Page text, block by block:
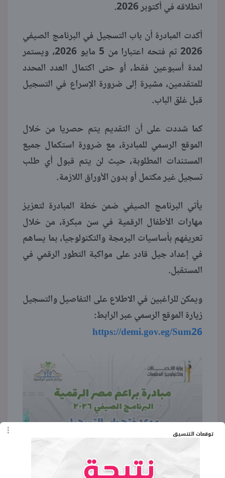
توقعات التنسيق
انطلاقه في أكتوبر 2026.
أكدت المبادرة أن باب التسجيل في البرنامج الصيفي
2026 تم فتحه اعتبارا من 5 مايو 2026، ويستمر
لمدة أسبوعين فقط، أو حتى اكتمال العدد المحدد
للمتقدمين، مشيرة إلى ضرورة الإسراع في التسجيل
قبل غلق الباب.
كما شددت على أن التقديم يتم حصريا من خلال
الموقع الرسمي للمبادرة، مع ضرورة استكمال جميع
المستندات المطلوبة، حيث لن يتم قبول أي طلب
تسجيل غير مكتمل أو بدون الأوراق اللازمة.
يأتي البرنامج الصيفي ضمن خطة المبادرة لتعزيز
مهارات الأطفال الرقمية في سن مبكرة، من خلال
تعريفهم بأساسيات البرمجة والتكنولوجيا، بما يساهم
في إعداد جيل قادر على مواكبة التطور الرقمي في
المستقبل.
ويمكن للراغبين في الاطلاع على التفاصيل والتسجيل
زيارة الموقع الرسمي عبر الرابط:
https://demi.gov.eg/Sum26